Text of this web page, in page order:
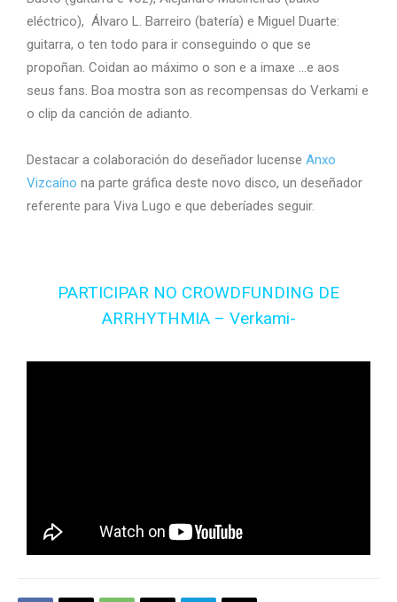
eléctrico), Álvaro L. Barreiro (batería) e Miguel Duarte:
guitarra, o ten todo para ir conseguindo o que se
propoñan. Coidan ao máximo o son e a imaxe …e aos
seus fans. Boa mostra son as recompensas do Verkami e
o clip da canción de adianto.
Destacar a colaboración do deseñador lucense Anxo
Vizcaíno na parte gráfica deste novo disco, un deseñador
referente para Viva Lugo e que deberíades seguir.
PARTICIPAR NO CROWDFUNDING DE
ARRHYTHMIA – Verkami-